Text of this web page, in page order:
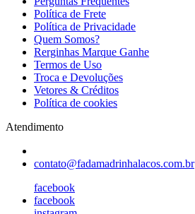
Política de Frete
Política de Privacidade
Quem Somos?
Rerginhas Marque Ganhe
Termos de Uso
Troca e Devoluções
Vetores & Créditos
Política de cookies
Atendimento
contato@fadamadrinhalacos.com.br
facebook
facebook